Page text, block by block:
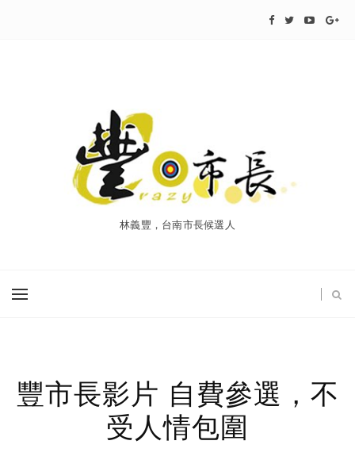
林義豐，台南市長候選人
豐市長影片 自費參選，不
受人情包圍